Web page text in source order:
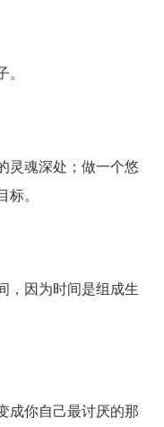
灵魂深处；做一个悠
。
，因为时间是组成生
成你自己最讨厌的那